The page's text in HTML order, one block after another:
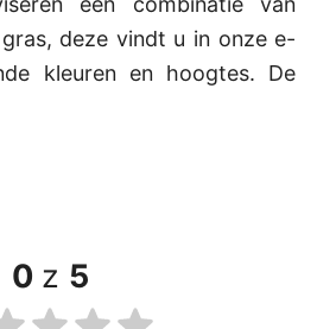
deze vindt u in onze e-
kleuren en hoogtes. De
0 z 5